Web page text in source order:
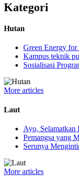
Kategori
Hutan
Green Energy for
Kampus teknik
Sosialisasi
More articles
Laut
Ayo, Selamatkan
Pemangsa yang
Serunya
More articles